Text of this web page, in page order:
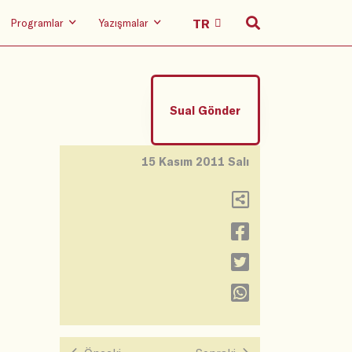
Programlar Yazışmalar
Sual Gönder
15 Kasım 2011 Salı